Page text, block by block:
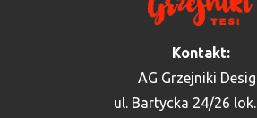
Kontakt:
AG Grzejniki
ul. Bartycka 24/26